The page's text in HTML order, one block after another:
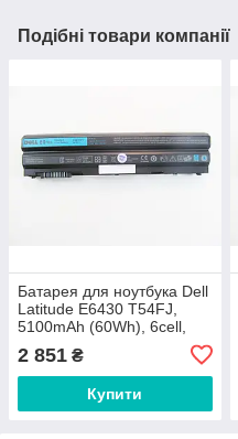
Подібні товари компанії
Батарея для ноутбука Dell
Latitude E6430 T54FJ,
5100mAh (60Wh), 6cell,
ОРИГІНАЛЬНА
2 851 ₴
Купити